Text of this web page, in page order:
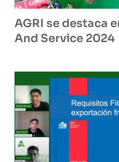
AGRI se destaca
And Service 2024